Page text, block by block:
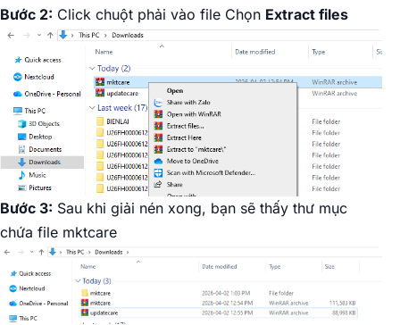
Bước 2: Click chuột phải vào file Chọn Extract files
Bước 3: Sau khi giải nén xong, bạn sẽ thấy thư mục
chứa file mktcare